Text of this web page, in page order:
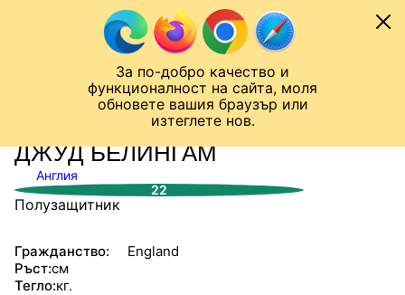
За по-добро качество и
функционалност на сайта, моля
обновете вашия браузър или
изтеглете нов.
Към съдържанието
Лига на Конференциите
СТАТИСТИКИ
ДЖУД БЕЛИНГАМ
Англия
22
Полузащитник
Гражданство:
England
Ръст:см
Тегло:кг.